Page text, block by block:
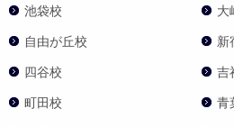
池袋校 大
自由が丘校 新
四谷校 吉
町田校 青